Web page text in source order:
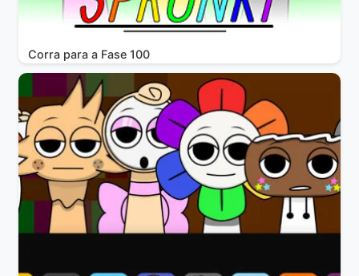
Corra para a Fase 100